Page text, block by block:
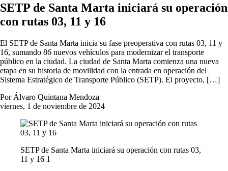
SETP de Santa Marta iniciará su operación
con rutas 03, 11 y 16
El SETP de Santa Marta inicia su fase preoperativa con rutas 03, 11 y
16, sumando 86 nuevos vehículos para modernizar el transporte
público en la ciudad. La ciudad de Santa Marta comienza una nueva
etapa en su historia de movilidad con la entrada en operación del
Sistema Estratégico de Transporte Público (SETP). El proyecto, […]
Por Álvaro Quintana Mendoza
viernes, 1 de noviembre de 2024
SETP de Santa Marta iniciará su operación con rutas 03,
11 y 16 1